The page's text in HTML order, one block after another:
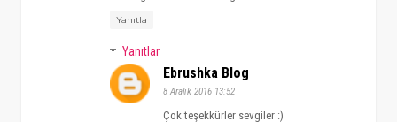
Yanıtla
Yanıtlar
Ebrushka Blog
8 Aralık 2016 13:52
Çok teşekkürler sevgiler :)